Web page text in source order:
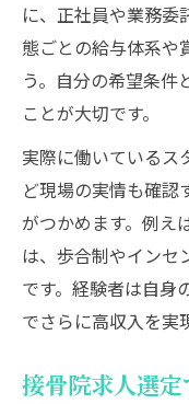
に、正社員や業務委
態ごとの給与体系や
う。自分の希望条件
ことが大切です。
実際に働いているス
ど現場の実情も確認
がつかめます。例え
は、歩合制やインセ
です。経験者は自身
でさらに高収入を実
接骨院求人選